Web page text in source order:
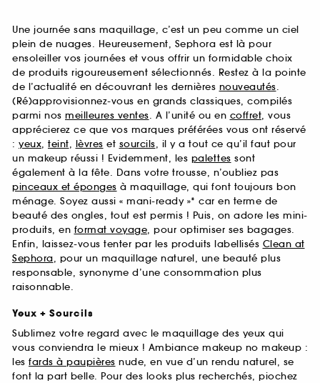
Une journée sans maquillage, c’est un peu comme un ciel
plein de nuages. Heureusement, Sephora est là pour
ensoleiller vos journées et vous offrir un formidable choix
de produits rigoureusement sélectionnés. Restez à la pointe
de l’actualité en découvrant les dernières nouveautés.
(Ré)approvisionnez-vous en grands classiques, compilés
parmi nos meilleures ventes. A l’unité ou en coffret, vous
apprécierez ce que vos marques préférées vous ont réservé
: yeux, teint, lèvres et sourcils, il y a tout ce qu’il faut pour
un makeup réussi ! Evidemment, les palettes sont
également à la fête. Dans votre trousse, n’oubliez pas
pinceaux et éponges à maquillage, qui font toujours bon
ménage. Soyez aussi « mani-ready »* car en terme de
beauté des ongles, tout est permis ! Puis, on adore les mini-
produits, en format voyage, pour optimiser ses bagages.
Enfin, laissez-vous tenter par les produits labellisés Clean at
Sephora, pour un maquillage naturel, une beauté plus
responsable, synonyme d’une consommation plus
raisonnable.
Yeux + Sourcils
Sublimez votre regard avec le maquillage des yeux qui
vous conviendra le mieux ! Ambiance makeup no makeup :
les fards à paupières nude, en vue d’un rendu naturel, se
font la part belle. Pour des looks plus recherchés, piochez